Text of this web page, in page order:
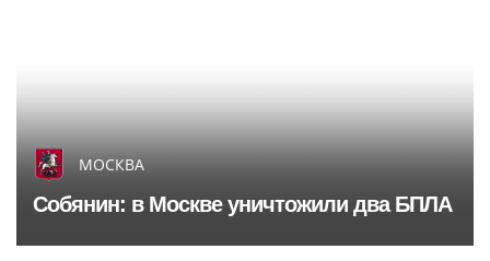
МОСКВА
Собянин: в Москве уничтожили два БПЛА